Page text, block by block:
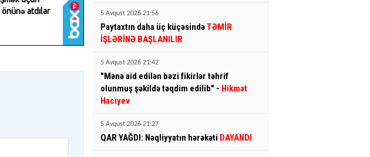
5 Avqust 2026 21:56
Paytaxtın daha üç küçəsindəTƏMİR
İŞLƏRİNƏ BAŞLANILIR
5 Avqust 2026 21:42
"Mənə aid edilən bəzi fikirlər təhrif
olunmuş şəkildə təqdim edilib" - Hikmət
Hacıyev
5 Avqust 2026 21:27
QAR YAĞDI: Nəqliyyatın hərəkəti DAYANDI